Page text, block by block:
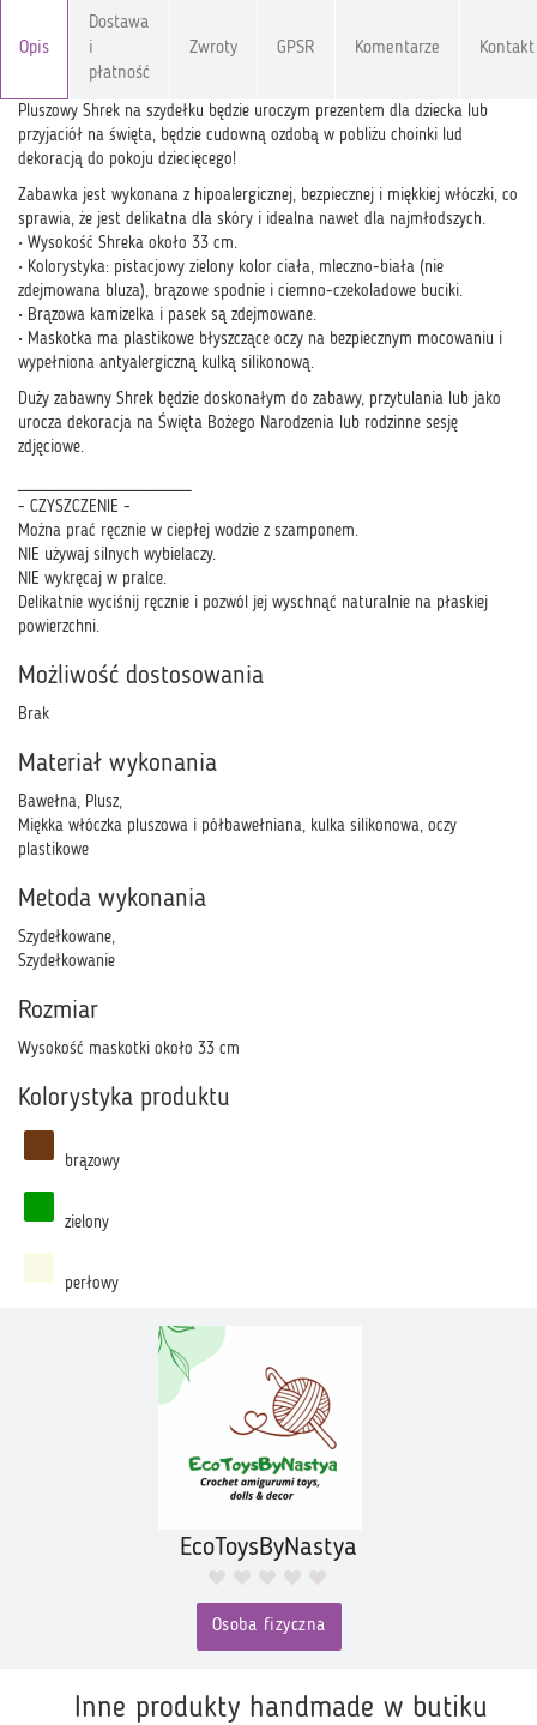
Opis
Dostawa
i
płatność
Zwroty GPSR Komentarze Kontakt
Pluszowy Shrek na szydełku będzie uroczym prezentem dla dziecka lub
przyjaciół na święta, będzie cudowną ozdobą w pobliżu choinki lud
dekoracją do pokoju dziecięcego!
Zabawka jest wykonana z hipoalergicznej, bezpiecznej i miękkiej włóczki, co
sprawia, że jest delikatna dla skóry i idealna nawet dla najmłodszych.
• Wysokość Shreka około 33 cm.
• Kolorystyka: pistacjowy zielony kolor ciała, mleczno-biała (nie
zdejmowana bluza), brązowe spodnie i ciemno-czekoladowe buciki.
• Brązowa kamizelka i pasek są zdejmowane.
• Maskotka ma plastikowe błyszczące oczy na bezpiecznym mocowaniu i
wypełniona antyalergiczną kulką silikonową.
Duży zabawny Shrek będzie doskonałym do zabawy, przytulania lub jako
urocza dekoracja na Święta Bożego Narodzenia lub rodzinne sesję
zdjęciowe.
- CZYSZCZENIE -
Można prać ręcznie w ciepłej wodzie z szamponem.
NIE używaj silnych wybielaczy.
NIE wykręcaj w pralce.
Delikatnie wyciśnij ręcznie i pozwól jej wyschnąć naturalnie na płaskiej
powierzchni.
Możliwość dostosowania
Brak
Materiał wykonania
Bawełna, Plusz,
Miękka włóczka pluszowa i półbawełniana, kulka silikonowa, oczy
plastikowe
Metoda wykonania
Szydełkowane,
Szydełkowanie
Rozmiar
Wysokość maskotki około 33 cm
Kolorystyka produktu
brązowy
zielony
perłowy
EcoToysByNastya
Osoba fizyczna
Inne produkty handmade w butiku